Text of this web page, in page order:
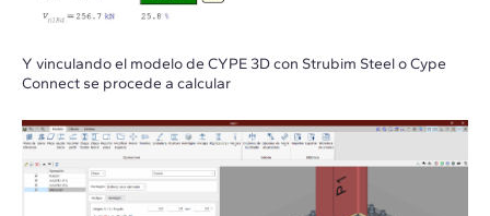
Y vinculando el modelo de CYPE 3D con Strubim Steel o Cype
Connect se procede a calcular